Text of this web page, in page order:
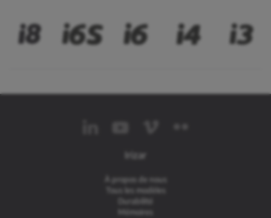
Irizar
À propos de nous
Tous les modèles
Durabilité
Mémoires